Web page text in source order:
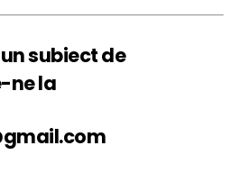
subiect de
ne la